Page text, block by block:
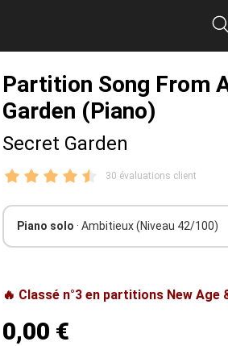
Partition Song From
Garden (Piano)
Secret Garden
30 évaluations client
Piano solo · Ambitieux(Niveau 42/100)
🔥 Classé n°3 en partitions New Age
0,00 €